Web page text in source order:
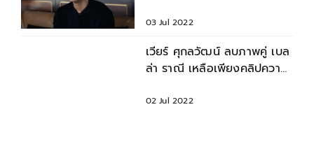
03 Jul 2022
เวียร์ ศุกลวัฒน์ ลบภาพคู่ เบล
ล่า ราณี เหลือเพียงคลิปความ
02 Jul 2022